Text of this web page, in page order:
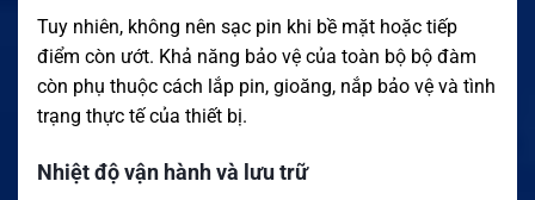
Tuy nhiên, không nên sạc pin khi bề mặt hoặc tiếp
điểm còn ướt. Khả năng bảo vệ của toàn bộ bộ đàm
còn phụ thuộc cách lắp pin, gioăng, nắp bảo vệ và tình
trạng thực tế của thiết bị.
Nhiệt độ vận hành và lưu trữ